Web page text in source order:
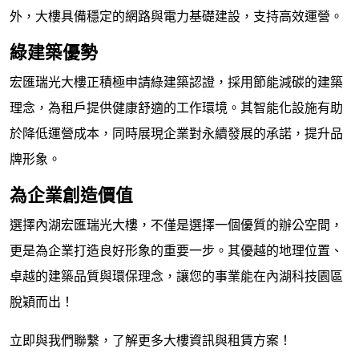
外，大樓具備穩定的網路與電力基礎建設，支持高效運營。
綠建築優勢
宏匯瑞光大樓正積極申請綠建築認證，採用節能減碳的建築
理念，為租戶提供健康舒適的工作環境。其智能化設施有助
於降低運營成本，同時展現企業對永續發展的承諾，提升品
牌形象。
為企業創造價值
選擇內湖宏匯瑞光大樓，不僅是選擇一個優質的辦公空間，
更是為企業打造良好形象的重要一步。其優越的地理位置、
卓越的建築品質與環保理念，讓您的事業能在內湖科技園區
脫穎而出！
立即與我們聯繫，了解更多大樓資訊與租賃方案！